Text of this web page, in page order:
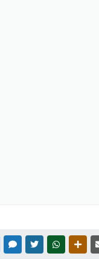
FACEBOOKMESSENGER
TWITTERWHATSAPP